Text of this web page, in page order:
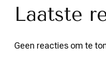
Laatste
Geen reacties om te